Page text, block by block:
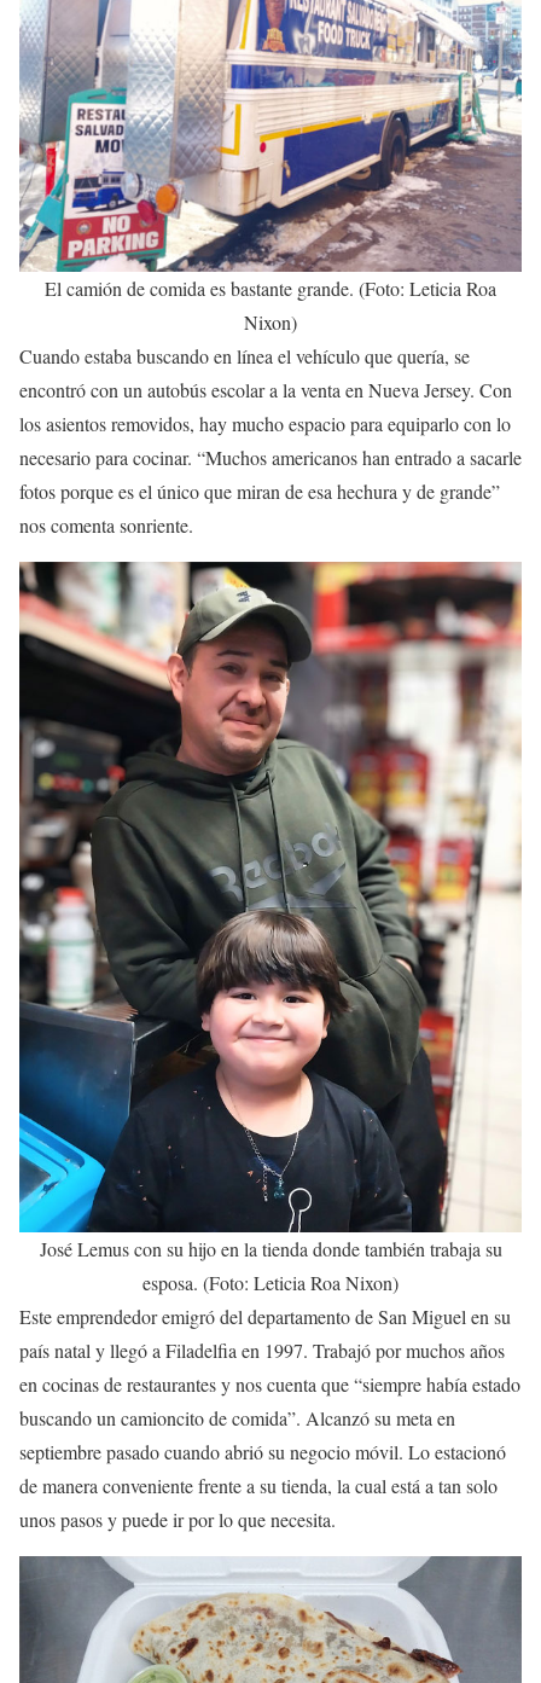
El camión de comida es bastante grande. (Foto: Leticia Roa
Nixon)
Cuando estaba buscando en línea el vehículo que quería, se
encontró con un autobús escolar a la venta en Nueva Jersey. Con
los asientos removidos, hay mucho espacio para equiparlo con lo
necesario para cocinar. “Muchos americanos han entrado a sacarle
fotos porque es el único que miran de esa hechura y de grande”
nos comenta sonriente.
José Lemus con su hijo en la tienda donde también trabaja su
esposa. (Foto: Leticia Roa Nixon)
Este emprendedor emigró del departamento de San Miguel en su
país natal y llegó a Filadelfia en 1997. Trabajó por muchos años
en cocinas de restaurantes y nos cuenta que “siempre había estado
buscando un camioncito de comida”. Alcanzó su meta en
septiembre pasado cuando abrió su negocio móvil. Lo estacionó
de manera conveniente frente a su tienda, la cual está a tan solo
unos pasos y puede ir por lo que necesita.